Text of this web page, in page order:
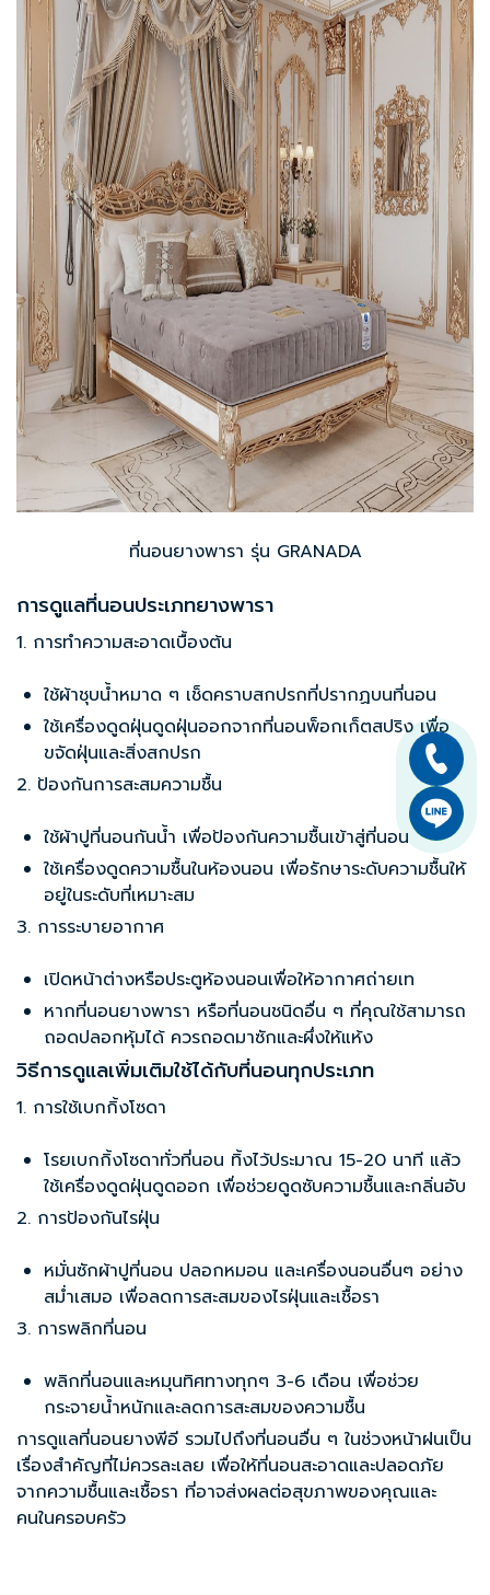
ที่นอนยางพารา รุ่น GRANADA
การดูแลที่นอนประเภทยางพารา
1. การทำความสะอาดเบื้องต้น
ใช้ผ้าชุบน้ำหมาด ๆ เช็ดคราบสกปรกที่ปรากฏบนที่นอน
ใช้เครื่องดูดฝุ่นดูดฝุ่นออกจากที่นอนพ็อกเก็ตสปริงเพื่อ
ขจัดฝุ่นและสิ่งสกปรก
2. ป้องกันการสะสมความชื้น
ใช้ผ้าปูที่นอนกันน้ำ เพื่อป้องกันความชื้นเข้าสู่ที่นอน
ใช้เครื่องดูดความชื้นในห้องนอน เพื่อรักษาระดับความชื้นให้
อยู่ในระดับที่เหมาะสม
3. การระบายอากาศ
เปิดหน้าต่างหรือประตูห้องนอนเพื่อให้อากาศถ่ายเท
หากที่นอนยางพารา หรือที่นอนชนิดอื่น ๆ ที่คุณใช้สามารถ
ถอดปลอกหุ้มได้ ควรถอดมาซักและผึ่งให้แห้ง
วิธีการดูแลเพิ่มเติมใช้ได้กับที่นอนทุกประเภท
1. การใช้เบกกิ้งโซดา
โรยเบกกิ้งโซดาทั่วที่นอน ทิ้งไว้ประมาณ 15-20 นาที แล้ว
ใช้เครื่องดูดฝุ่นดูดออก เพื่อช่วยดูดซับความชื้นและกลิ่นอับ
2. การป้องกันไรฝุ่น
หมั่นซักผ้าปูที่นอน ปลอกหมอน และเครื่องนอนอื่นๆ อย่าง
สม่ำเสมอ เพื่อลดการสะสมของไรฝุ่นและเชื้อรา
3. การพลิกที่นอน
พลิกที่นอนและหมุนทิศทางทุกๆ 3-6 เดือน เพื่อช่วย
กระจายน้ำหนักและลดการสะสมของความชื้น
การดูแลที่นอนยางพีอี รวมไปถึงที่นอนอื่น ๆ ในช่วงหน้าฝนเป็น
เรื่องสำคัญที่ไม่ควรละเลย เพื่อให้ที่นอนสะอาดและปลอดภัย
จากความชื้นและเชื้อรา ที่อาจส่งผลต่อสุขภาพของคุณและ
คนในครอบครัว